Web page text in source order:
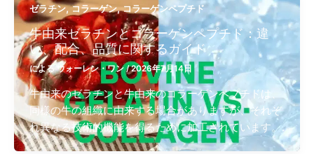
ゼラチン,コラーゲン,コラーゲンペプチド
牛由来ゼラチンとコラーゲンペプチド：違
い、配合、品質に関するガイド
によるウォーレン・ワン/2026年7月14日
牛由来のゼラチンと牛由来のコラーゲンペプチドは、
同様の牛の組織に由来する場合がありますが、それぞ
れ異なる技術的機能を得るために加工されています。.